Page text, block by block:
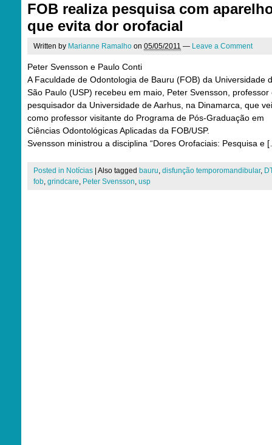
FOB realiza pesquisa com
que evita dor orofacial
Written by Marianne Ramalho on 05/05/2011 — Leave a Comment
Peter Svensson e Paulo Conti
A Faculdade de Odontologia de Bauru (FOB) da Universidade
São Paulo (USP) recebeu em maio, Peter Svensson, professor
pesquisador da Universidade de Aarhus, na Dinamarca, que
como professor visitante do Programa de Pós-Graduação em
Ciências Odontológicas Aplicadas da FOB/USP.
Svensson ministrou a disciplina “Dores Orofaciais: Pesquisa e
Posted in Notícias Also tagged bauru, disfunção temporomandibular,
fob, grindcare, Peter Svensson, usp